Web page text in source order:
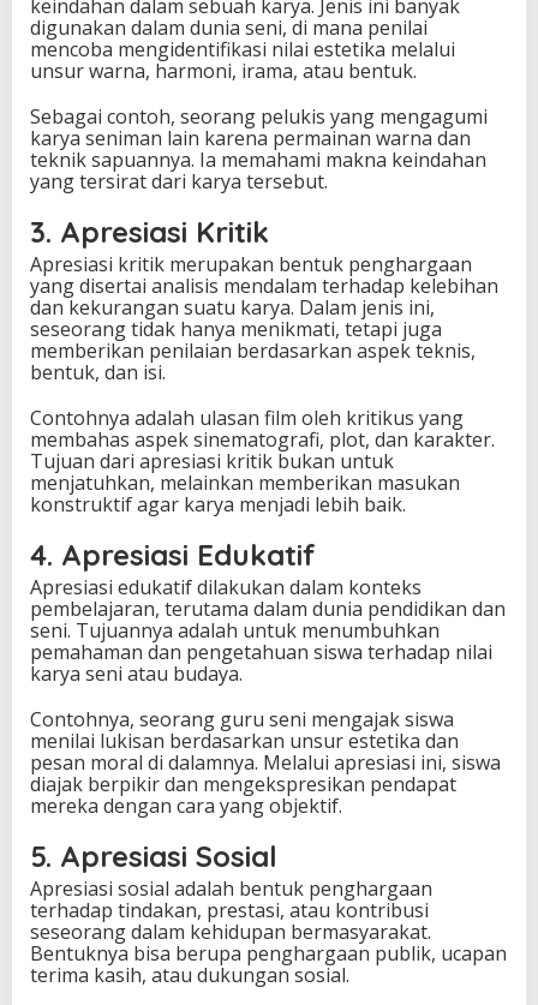
keindahan dalam sebuah karya. Jenis ini banyak
digunakan dalam dunia seni, di mana penilai
mencoba mengidentifikasi nilai estetika melalui
unsur warna, harmoni, irama, atau bentuk.
Sebagai contoh, seorang pelukis yang mengagumi
karya seniman lain karena permainan warna dan
teknik sapuannya. Ia memahami makna keindahan
yang tersirat dari karya tersebut.
3. Apresiasi Kritik
Apresiasi kritik merupakan bentuk penghargaan
yang disertai analisis mendalam terhadap kelebihan
dan kekurangan suatu karya. Dalam jenis ini,
seseorang tidak hanya menikmati, tetapi juga
memberikan penilaian berdasarkan aspek teknis,
bentuk, dan isi.
Contohnya adalah ulasan film oleh kritikus yang
membahas aspek sinematografi, plot, dan karakter.
Tujuan dari apresiasi kritik bukan untuk
menjatuhkan, melainkan memberikan masukan
konstruktif agar karya menjadi lebih baik.
4. Apresiasi Edukatif
Apresiasi edukatif dilakukan dalam konteks
pembelajaran, terutama dalam dunia pendidikan dan
seni. Tujuannya adalah untuk menumbuhkan
pemahaman dan pengetahuan siswa terhadap nilai
karya seni atau budaya.
Contohnya, seorang guru seni mengajak siswa
menilai lukisan berdasarkan unsur estetika dan
pesan moral di dalamnya. Melalui apresiasi ini, siswa
diajak berpikir dan mengekspresikan pendapat
mereka dengan cara yang objektif.
5. Apresiasi Sosial
Apresiasi sosial adalah bentuk penghargaan
terhadap tindakan, prestasi, atau kontribusi
seseorang dalam kehidupan bermasyarakat.
Bentuknya bisa berupa penghargaan publik, ucapan
terima kasih, atau dukungan sosial.